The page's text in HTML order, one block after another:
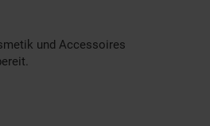
und Accessoires